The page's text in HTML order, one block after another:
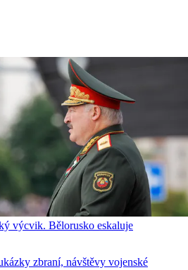
výcvik. Bělorusko eskaluje
zbraní, návštěvy vojenské